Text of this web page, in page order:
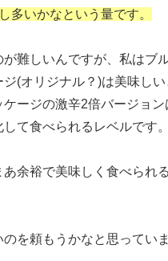
多いかなという量です。
難しいんですが、私はブ
(オリジナル？)は美味し
ージの激辛2倍バージョン
て食べられるレベルです。
余裕で美味しく食べられ
を頼もうかなと思っていま